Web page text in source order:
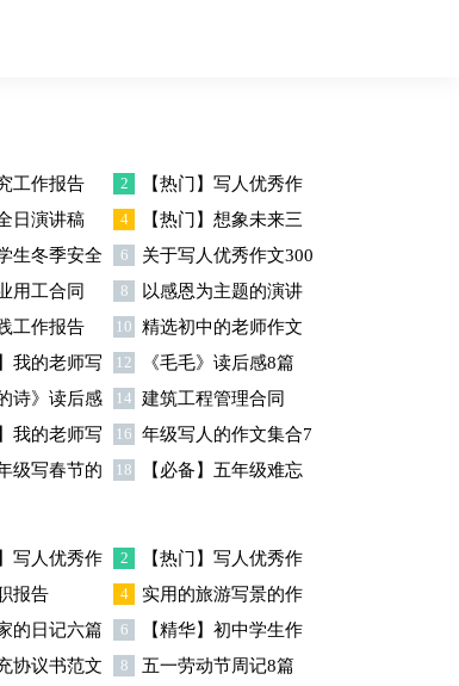
工作报告 2
【热门】写人优秀作
文300字集合7篇
日演讲稿 4
【热门】想象未来三
年级作文汇编7篇
生冬季安全
6
关于写人优秀作文300
字汇编六篇
用工合同 8
以感恩为主题的演讲
稿
工作报告 10 精选初中的老师作文
锦集十篇
我的老师写
篇
12 《毛毛》读后感8篇
诗》读后感 14 建筑工程管理合同
我的老师写
篇
16 年级写人的作文集合7
篇
级写春节的
18
【必备】五年级难忘
篇
写人优秀作
八篇
2
【热门】写人优秀作
文300字汇总8篇
报告 4
实用的旅游写景的作
文汇总九篇
的日记六篇 6
【精华】初中学生作
文600字集合十篇
协议书范文
8 五一劳动节周记8篇